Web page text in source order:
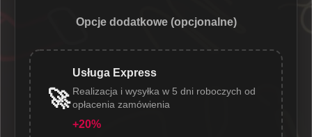
Opcje dodatkowe (opcjonalne)
🚀
Usługa Express
Realizacja i wysyłka w 5 dni roboczych od
opłacenia zamówienia
+20%